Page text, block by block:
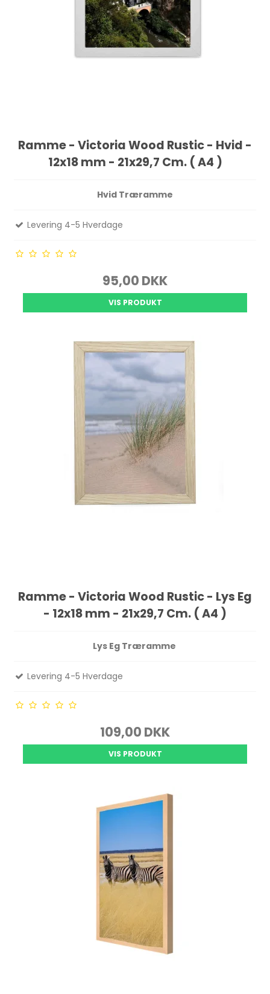
Ramme - Victoria Wood Rustic - Hvid -
12x18 mm - 21x29,7 Cm. ( A4 )
Hvid Træramme
Levering 4-5 Hverdage
95,00 DKK
VIS PRODUKT
Ramme - Victoria Wood Rustic - Lys Eg
- 12x18 mm - 21x29,7 Cm. ( A4 )
Lys Eg Træramme
Levering 4-5 Hverdage
109,00 DKK
VIS PRODUKT